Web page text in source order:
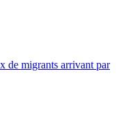
de migrants arrivant par